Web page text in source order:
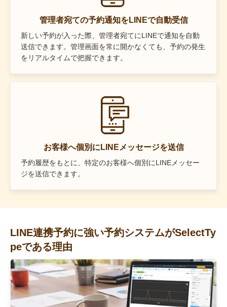
管理者宛ての予約通知をLINEで自動受信
新しい予約が入った際、管理者宛てにLINEで通知を自動
送信できます。管理画面を常に開かなくても、予約の発生
をリアルタイムで把握できます。
お客様へ個別にLINEメッセージを送信
予約履歴をもとに、特定のお客様へ個別にLINEメッセー
ジを送信できます。
LINE連携予約に強い予約システムがSelectTy
peである理由